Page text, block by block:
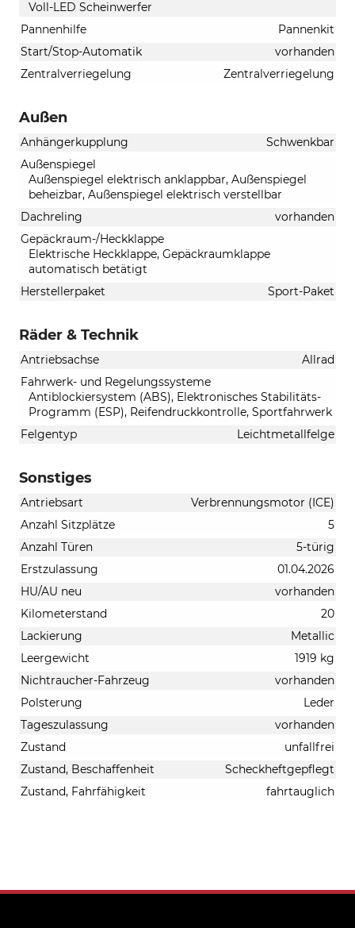
Voll-LED Scheinwerfer
Pannenhilfe
Pannenkit
Start/Stop-Automatik
vorhanden
Zentralverriegelung
Zentralverriegelung
Außen
Anhängerkupplung
Schwenkbar
Außenspiegel
Außenspiegel elektrisch anklappbar, Außenspiegel
beheizbar, Außenspiegel elektrisch verstellbar
Dachreling
vorhanden
Gepäckraum-/Heckklappe
Elektrische Heckklappe, Gepäckraumklappe
automatisch betätigt
Herstellerpaket
Sport-Paket
Räder & Technik
Antriebsachse
Allrad
Fahrwerk- und Regelungssysteme
Antiblockiersystem (ABS), Elektronisches Stabilitäts-
Programm (ESP), Reifendruckkontrolle, Sportfahrwerk
Felgentyp
Leichtmetallfelge
Sonstiges
Antriebsart
Verbrennungsmotor (ICE)
Anzahl Sitzplätze
5
Anzahl Türen
5-türig
Erstzulassung
01.04.2026
HU/AU neu
vorhanden
Kilometerstand
20
Lackierung
Metallic
Leergewicht
1919 kg
Nichtraucher-Fahrzeug
vorhanden
Polsterung
Leder
Tageszulassung
vorhanden
Zustand
unfallfrei
Zustand, Beschaffenheit
Scheckheftgepflegt
Zustand, Fahrfähigkeit
fahrtauglich